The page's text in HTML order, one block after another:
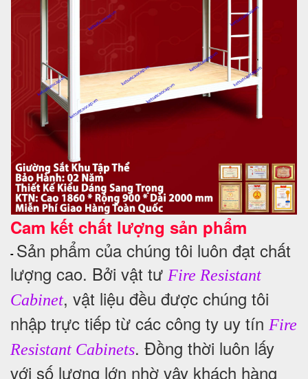
Cam kết chất lượng sản phẩm
- Sản phẩm của chúng tôi luôn đạt chất
lượng cao. Bởi vật tư Fire Resistant
Cabinet, vật liệu đều được chúng tôi
nhập trực tiếp từ các công ty uy tín Fire
Resistant Cabinets. Đồng thời luôn lấy
với số lượng lớn nhờ vậy khách hàng